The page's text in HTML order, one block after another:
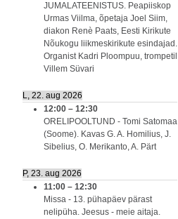
JUMALATEENISTUS. Peapiiskop
Urmas Viilma, õpetaja Joel Siim,
diakon Renè Paats, Eesti Kirikute
Nõukogu liikmeskirikute esindajad.
Organist Kadri Ploompuu, trompetil
Villem Süvari
L, 22. aug 2026
12:00 – 12:30
ORELIPOOLTUND - Tomi Satomaa
(Soome). Kavas G. A. Homilius, J.
Sibelius, O. Merikanto, A. Pärt
P, 23. aug 2026
11:00 – 12:30
Missa - 13. pühapäev pärast
nelipüha. Jeesus - meie aitaja.